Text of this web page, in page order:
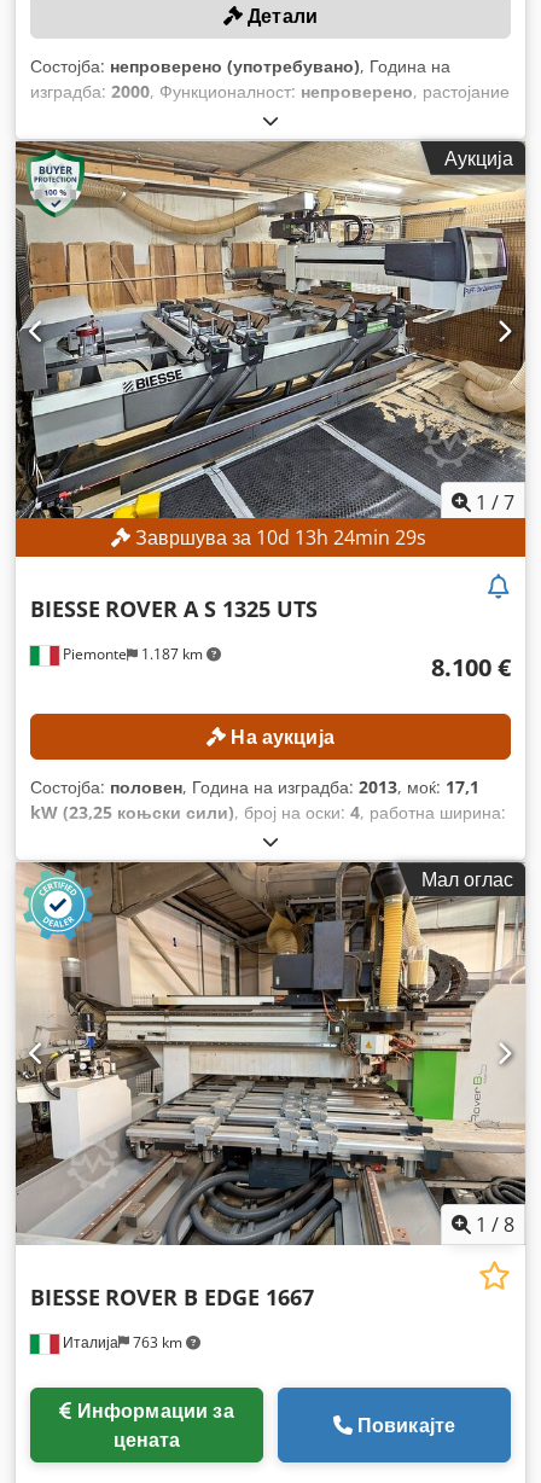
Детали
Состојба: непроверено (употребувано), Година на
изградба: 2000, Функционалност: непроверено, растојание
5.900 мм
1.560 мм, брзина на напојување по X-оста:80 м/мин,
брзина на напојување по оска Y:
60 м/мин, максимална
брзина на вртење:20.000 обр/мин,
Аукција
1 /7
Завршува за 10d 13h 24min 27s
Piemonte 1.187 km
BIESSE ROVER A S 1325 UTS
8.100 €
На аукција
Состојба: половен, Година на изградба: 2013, моќ: 17,1
kW (23,25 коњски сили), број на оски: 4, работна ширина:
, максимална брзина на вретеното за глодање:
24.000 обр/мин, работна должина:2.500 мм,
Мал оглас
1 /8
Италија 763 km
BIESSE ROVER B EDGE 1667
цената
Повикајте